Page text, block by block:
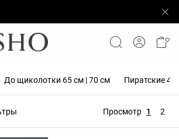
До щиколотки 65 см | 70 см Пиратские 40
Просмотр 1 2